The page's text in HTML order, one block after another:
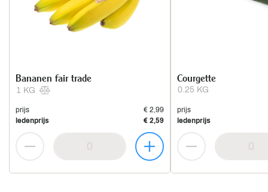
1 KG
Bananen fair trade
prijs
€ 2,99
ledenprijs
€ 2,59
0.25 KG
Courgette
prijs
ledenprijs